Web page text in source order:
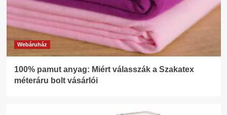
Webáruház
100% pamut anyag: Miért válasszák a Szakatex
méteráru bolt vásárlói